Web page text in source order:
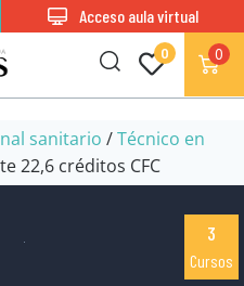
0 0
Acceso aula virtual
sanitario /Técnico en
22,6 créditos CFC
3
Cursos